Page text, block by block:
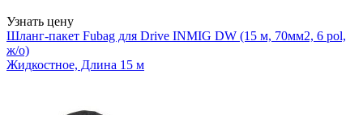
Узнать цену
Шланг-пакет Fubag для Drive INMIG DW (15 м, 70мм2, 6 pol,
ж/о)
Жидкостное, Длина 15 м